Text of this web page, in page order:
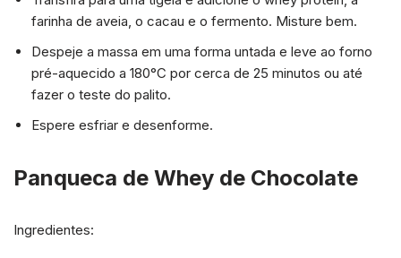
farinha de aveia, o cacau e o fermento. Misture bem.
Despeje a massa em uma forma untada e leve ao forno
pré-aquecido a 180°C por cerca de 25 minutos ou até
fazer o teste do palito.
Espere esfriar e desenforme.
Panqueca de Whey de Chocolate
Ingredientes: